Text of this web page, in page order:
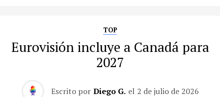
TOP
Eurovisión incluye a Canadá para
2027
Escrito por Diego G. el 2 de julio de 2026